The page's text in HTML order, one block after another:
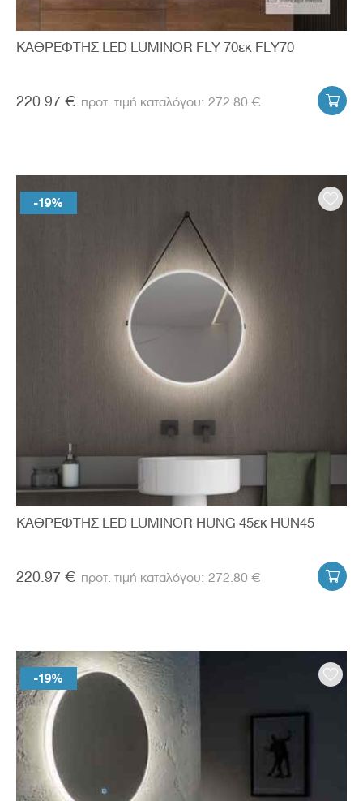
ΚΑΘΡΕΦΤΗΣ LED LUMINOR FLY 70εκ FLY70
220.97 € 272.80 € 
-19%
ΚΑΘΡΕΦΤΗΣ LED LUMINOR HUNG 45εκ HUN45
220.97 € 272.80 € 
-19%